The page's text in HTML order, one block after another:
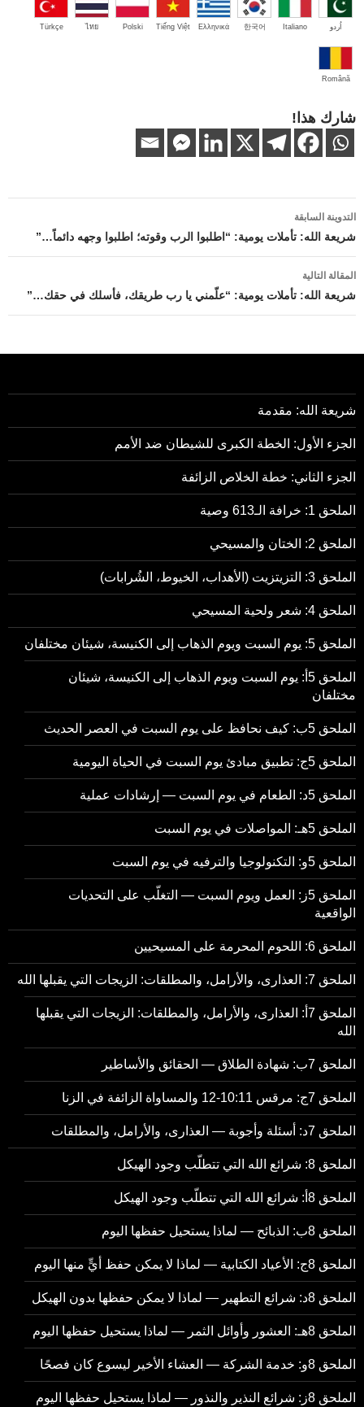
اُردو Italiano
한국어
Ελληνικά
Tiếng Việt
Polski
ไทย
Türkçe
Română
شارك هذا!
تصفّح
المقالات
التدوينة السابقة
شريعة الله: تأملات يومية: “اطلبوا الرب وقوته؛ اطلبوا وجهه دائماً…”
المقالة التالية
شريعة الله: تأملات يومية: “علّمني يا رب طريقك، فأسلك في حقك…”
شريعة الله: مقدمة
الجزء الأول: الخطة الكبرى للشيطان ضد الأمم
الجزء الثاني: خطة الخلاص الزائفة
الملحق 1: خرافة الـ613 وصية
الملحق 2: الختان والمسيحي
الملحق 3: التزيتزيت (الأهداب، الخيوط، الشُرابات)
الملحق 4: شعر ولحية المسيحي
الملحق 5: يوم السبت ويوم الذهاب إلى الكنيسة، شيئان مختلفان
الملحق 5أ: يوم السبت ويوم الذهاب إلى الكنيسة، شيئان
مختلفان
الملحق 5ب: كيف نحافظ على يوم السبت في العصر الحديث
الملحق 5ج: تطبيق مبادئ يوم السبت في الحياة اليومية
الملحق 5د: الطعام في يوم السبت — إرشادات عملية
الملحق 5هـ: المواصلات في يوم السبت
الملحق 5و: التكنولوجيا والترفيه في يوم السبت
الملحق 5ز: العمل ويوم السبت — التغلّب على التحديات
الواقعية
الملحق 6: اللحوم المحرمة على المسيحيين
الملحق 7: العذارى، والأرامل، والمطلقات: الزيجات التي يقبلها الله
الملحق 7أ: العذارى، والأرامل، والمطلقات: الزيجات التي يقبلها
الله
الملحق 7ب: شهادة الطلاق — الحقائق والأساطير
الملحق 7ج: مرقس 10:11-12 والمساواة الزائفة في الزنا
الملحق 7د: أسئلة وأجوبة — العذارى، والأرامل، والمطلقات
الملحق 8: شرائع الله التي تتطلّب وجود الهيكل
الملحق 8أ: شرائع الله التي تتطلّب وجود الهيكل
الملحق 8ب: الذبائح — لماذا يستحيل حفظها اليوم
الملحق 8ج: الأعياد الكتابية — لماذا لا يمكن حفظ أيٍّ منها اليوم
الملحق 8د: شرائع التطهير — لماذا لا يمكن حفظها بدون الهيكل
الملحق 8هـ: العشور وأوائل الثمر — لماذا يستحيل حفظها اليوم
الملحق 8و: خدمة الشركة — العشاء الأخير ليسوع كان فصحًا
الملحق 8ز: شرائع النذير والنذور — لماذا يستحيل حفظها اليوم